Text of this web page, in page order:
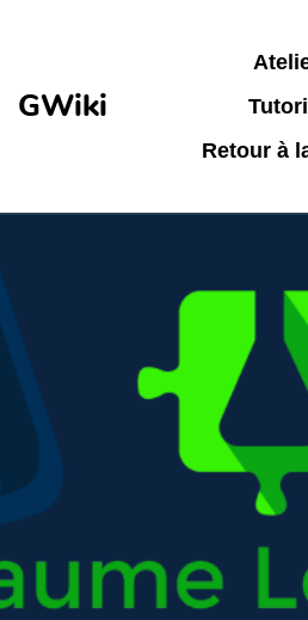
GWiki
Retour à